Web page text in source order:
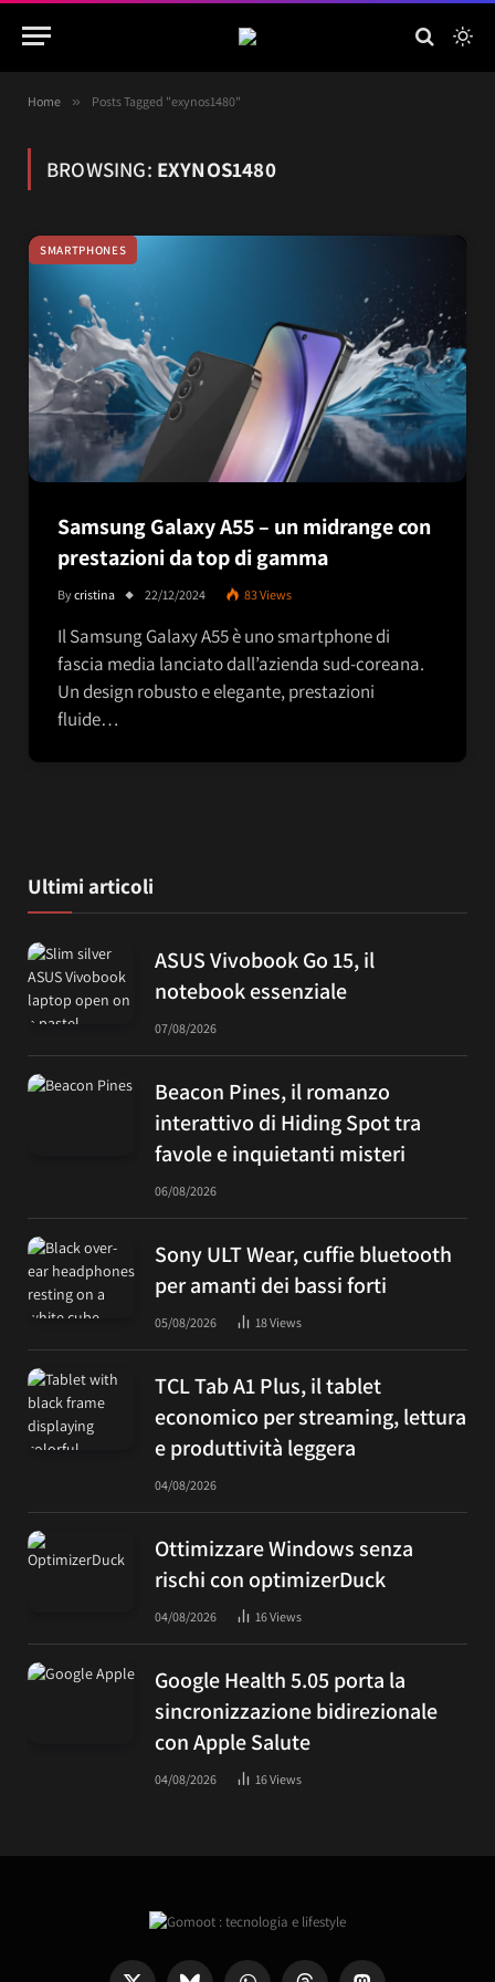
Home » Posts Tagged "exynos1480"
BROWSING: EXYNOS1480
SMARTPHONES
Samsung Galaxy A55 – un midrange con
prestazioni da top di gamma
Bycristina 22/12/2024 83Views
Il Samsung Galaxy A55 è uno smartphone di
fascia media lanciato dall’azienda sud-coreana.
Un design robusto e elegante, prestazioni
fluide…
Ultimi articoli
ASUS Vivobook Go 15, il
notebook essenziale
07/08/2026
Beacon Pines, il romanzo
interattivo di Hiding Spot tra
favole e inquietanti misteri
06/08/2026
Sony ULT Wear, cuffie bluetooth
per amanti dei bassi forti
05/08/2026 18Views
TCL Tab A1 Plus, il tablet
economico per streaming, lettura
e produttività leggera
04/08/2026
Ottimizzare Windows senza
rischi con optimizerDuck
04/08/2026 16Views
Google Health 5.05 porta la
sincronizzazione bidirezionale
con Apple Salute
04/08/2026 16Views